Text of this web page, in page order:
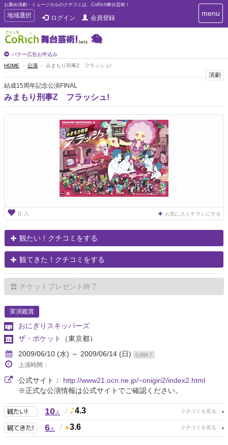
お薦め演劇・ミュージカルのクチコミは、CoRich舞台芸術！
T
o
g
g
e
n
a
v
i
g
地域選択 ログイン 会員登録
バナー広告お申込み
T
o
i
g
menu
HOME 公演 みまもり刑事Z フラッシュ!
演劇
結成15周年記念公演FINAL
みまもり刑事Z フラッシュ!
0 人 お気に入りチラシにする
観たい！クチコミをする
観てきた！クチコミをする
チケットプレゼント終了
実演鑑賞
おにぎりスキッパーズ
ザ・ポケット
（東京都）
2009/06/10 (水) ～ 2009/06/14 (日)
公演終了
上演時間：
公式サイト： http://www21.ocn.ne.jp/~onigiri2/index2.html
※正式な公演情報は公式サイトでご確認ください。
10人 / 4.3
6人 / 3.6